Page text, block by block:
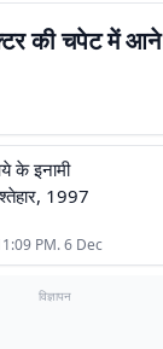
की चपेट में
के इनामी
1997
PM. 6 Dec
विज्ञापन